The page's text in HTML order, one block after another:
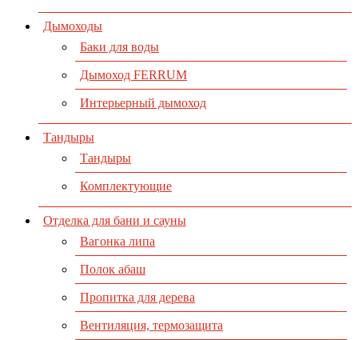
Дымоходы
Баки для воды
Дымоход FERRUM
Интерьерный дымоход
Тандыры
Тандыры
Комплектующие
Отделка для бани и сауны
Вагонка липа
Полок абаш
Пропитка для дерева
Вентиляция, термозащита